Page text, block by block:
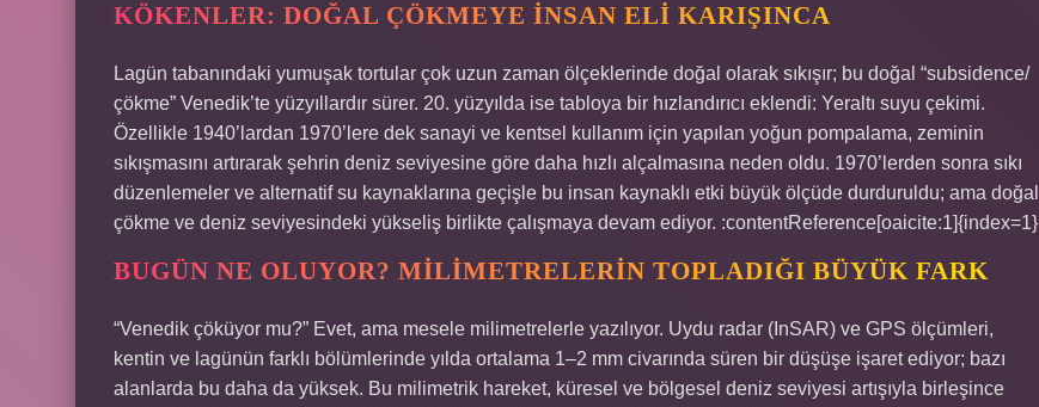
KÖKENLER: DOĞAL ÇÖKMEYE İNSAN ELI KARIŞINCA
Lagün tabanındaki yumuşak tortular çok uzun zaman ölçeklerinde doğal olarak sıkışır; bu doğal “subsidence/
çökme” Venedik’te yüzyıllardır sürer. 20. yüzyılda ise tabloya bir hızlandırıcı eklendi: Yeraltı suyu çekimi.
Özellikle 1940’lardan 1970’lere dek sanayi ve kentsel kullanım için yapılan yoğun pompalama, zeminin
sıkışmasını artırarak şehrin deniz seviyesine göre daha hızlı alçalmasına neden oldu. 1970’lerden sonra sıkı
düzenlemeler ve alternatif su kaynaklarına geçişle bu insan kaynaklı etki büyük ölçüde durduruldu; ama doğal
çökme ve deniz seviyesindeki yükseliş birlikte çalışmaya devam ediyor. :contentReference[oaicite:1]{index=1}
BUGÜN NE OLUYOR? MILIMETRELERIN TOPLADIĞI BÜYÜK FARK
“Venedik çöküyor mu?” Evet, ama mesele milimetrelerle yazılıyor. Uydu radar (InSAR) ve GPS ölçümleri,
kentin ve lagünün farklı bölümlerinde yılda ortalama 1–2 mm civarında süren bir düşüşe işaret ediyor; bazı
alanlarda bu daha da yüksek. Bu milimetrik hareket, küresel ve bölgesel deniz seviyesi artışıyla birleşince